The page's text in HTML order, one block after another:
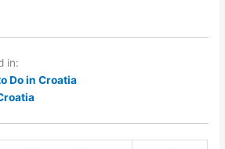
in:
Do in Croatia